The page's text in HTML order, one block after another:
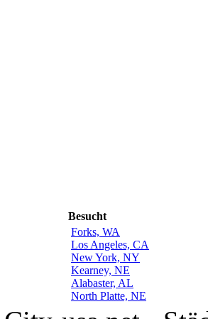
Besucht
Forks, WA
Los Angeles, CA
New York, NY
Kearney, NE
Alabaster, AL
North Platte, NE